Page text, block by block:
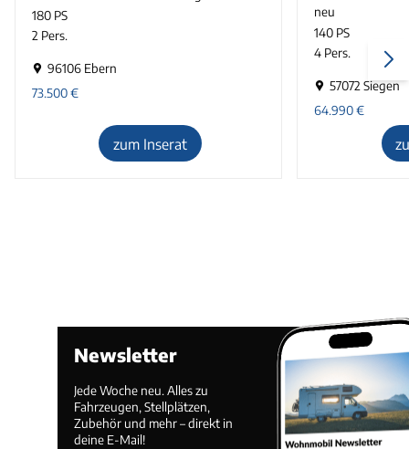
180 PS
2 Pers.
96106 Ebern
73.500€
zum Inserat
neu
140 PS
4 Pers.
57072 Siegen
64.990€
Newsletter
Jede Woche neu. Alles zu
Fahrzeugen, Stellplätzen,
Zubehör und mehr – direkt in
deine E-Mail!